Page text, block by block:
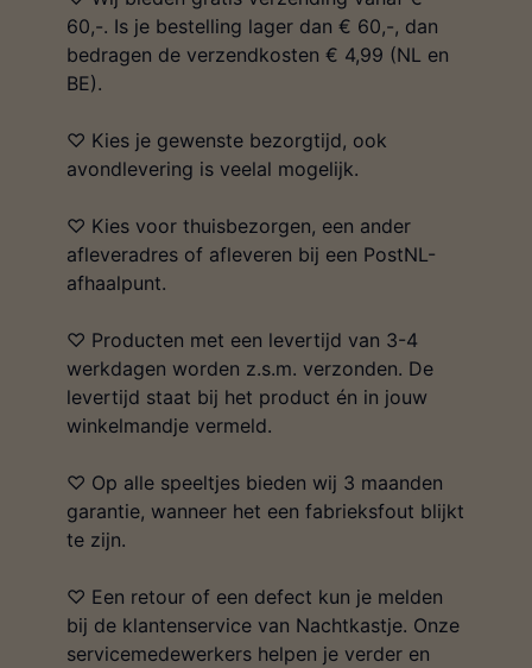
60,-. Is je bestelling lager dan € 60,-, dan
bedragen de verzendkosten € 4,99 (NL en
BE).
♡ Kies je gewenste bezorgtijd, ook
avondlevering is veelal mogelijk.
♡ Kies voor thuisbezorgen, een ander
afleveradres of afleveren bij een PostNL-
afhaalpunt.
♡ Producten met een levertijd van 3-4
werkdagen worden z.s.m. verzonden. De
levertijd staat bij het product én in jouw
winkelmandje vermeld.
♡ Op alle speeltjes bieden wij 3 maanden
garantie, wanneer het een fabrieksfout blijkt
te zijn.
♡ Een retour of een defect kun je melden
bij de klantenservice van Nachtkastje. Onze
servicemedewerkers helpen je verder en